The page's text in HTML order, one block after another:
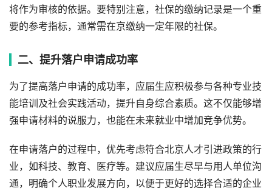
将作为审核的依据。要特别注意，社保的缴纳记录是一个重
要的参考指标，通常需在京缴纳一定年限的社保。
二、提升落户申请成功率
为了提高落户申请的成功率，应届生应积极参与各种专业技
能培训及社会实践活动，提升自身综合素质。这不仅能够增
强申请材料的说服力，也能在未来就业中增加竞争优势。
在申请落户的过程中，优先考虑符合北京人才引进政策的行
业，如科技、教育、医疗等。建议应届生尽早与用人单位沟
通，明确个人职业发展方向，以便于更好的选择合适的企业